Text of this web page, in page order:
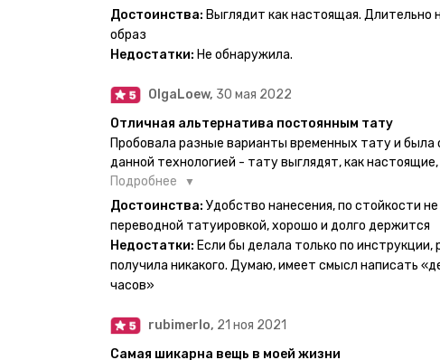
булет ы носке. Обязательно закажу ещё.
Достоинства: Выглядит как настоящая. Длительно
образ
Недостатки: Не обнаружила.
OlgaLoew, 30 мая 2022
Отличная альтернатива постоянным тату
Пробовала разные варианты временных тату и была
данной технологией - тату выглядят, как
недели даже несмотря на контакты с водой! На
тематике и размерам, быстрая доставка. Заказывала
осталась очень довольна. При появлении очередного
друзья до сих пор каждый раз уточняют, временная
решила себе что-то набить :) Т. к. если следовать
действительно не отличить от настоящей. Главное,
вследствие чего могут плохо отпечататься какие-
скажем так, риски, которые вы берёте на себя сами ;)
Подробнее
Достоинства: Удобство нанесения, по стойкости
переводной татуировкой, хорошо и долго держится
Недостатки: Если бы делала только по инструкции,
получила никакого. Думаю, имеет смысл написать
часов»
rubimerlo, 21 ноя 2021
Самая шикарна вещь в моей жизни